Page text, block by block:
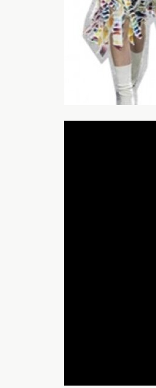
события и
показать свою позицию
защитный
серого и розового.